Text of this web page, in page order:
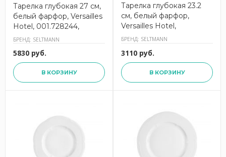
Тарелка глубокая 27 см,
белый фарфор, Versailles
Hotel, 001.728244,
SELTMANN
БРЕНД: SELTMANN
5830 руб.
В КОРЗИНУ
Тарелка глубокая 23.2
см, белый фарфор,
Versailles Hotel,
001.728242, SELTMANN
БРЕНД: SELTMANN
3110 руб.
В КОРЗИНУ